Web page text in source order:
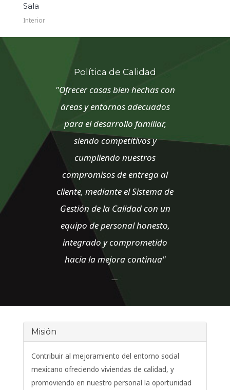
Sala
Interior
Política de Calidad
"Ofrecer casas bien hechas con
áreas y entornos adecuados
para el desarrollo familiar,
siendo competitivos y
cumpliendo nuestros
compromisos de entrega al
cliente, mediante el Sistema de
Gestión de la Calidad con un
equipo de personal honesto,
integrado y comprometido
hacia la mejora continua"
Misión
Contribuir al mejoramiento del entorno social
mexicano ofreciendo viviendas de calidad, y
promoviendo en nuestro personal la oportunidad